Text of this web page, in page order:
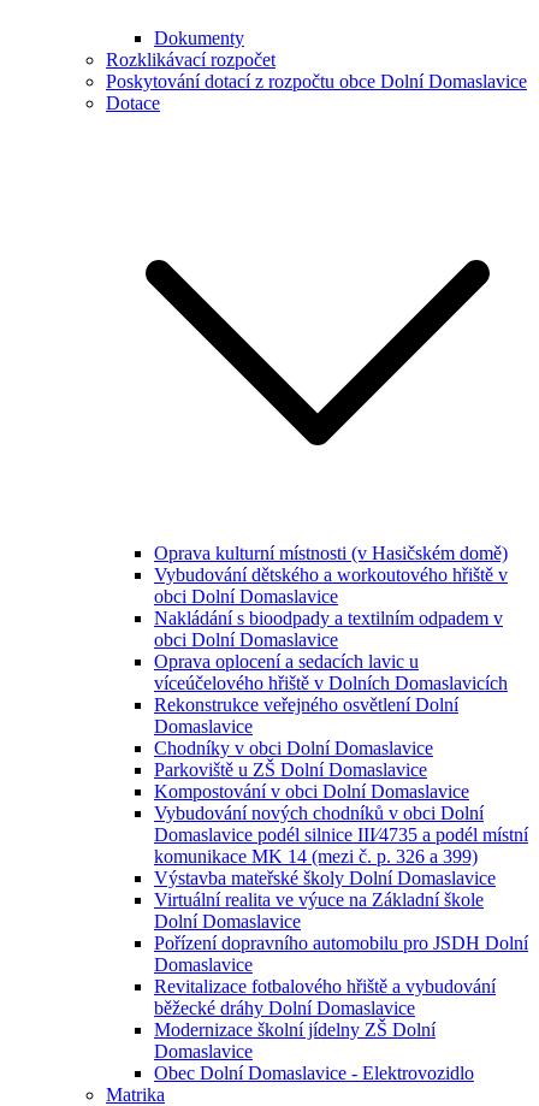
Dokumenty
Rozklikávací rozpočet
Poskytování dotací z rozpočtu obce Dolní Domaslavice
Dotace
Oprava kulturní místnosti (v Hasičském domě)
Vybudování dětského a workoutového hřiště v
obci Dolní Domaslavice
Nakládání s bioodpady a textilním odpadem v
obci Dolní Domaslavice
Oprava oplocení a sedacích lavic u
víceúčelového hřiště v Dolních Domaslavicích
Rekonstrukce veřejného osvětlení Dolní
Domaslavice
Chodníky v obci Dolní Domaslavice
Parkoviště u ZŠ Dolní Domaslavice
Kompostování v obci Dolní Domaslavice
Vybudování nových chodníků v obci Dolní
Domaslavice podél silnice III⁄4735 a podél místní
komunikace MK 14 (mezi č. p. 326 a 399)
Výstavba mateřské školy Dolní Domaslavice
Virtuální realita ve výuce na Základní škole
Dolní Domaslavice
Pořízení dopravního automobilu pro JSDH Dolní
Domaslavice
Revitalizace fotbalového hřiště a vybudování
běžecké dráhy Dolní Domaslavice
Modernizace školní jídelny ZŠ Dolní
Domaslavice
Obec Dolní Domaslavice - Elektrovozidlo
Matrika